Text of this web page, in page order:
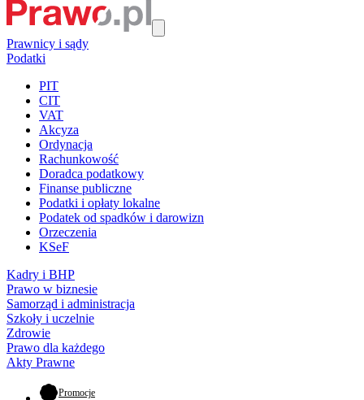
Prawnicy i sądy
Podatki
PIT
CIT
VAT
Akcyza
Ordynacja
Rachunkowość
Doradca podatkowy
Finanse publiczne
Podatki i opłaty lokalne
Podatek od spadków i darowizn
Orzeczenia
KSeF
Kadry i BHP
Prawo w biznesie
Samorząd i administracja
Szkoły i uczelnie
Zdrowie
Prawo dla każdego
Akty Prawne
Promocje- otwiera się w nowej karcie